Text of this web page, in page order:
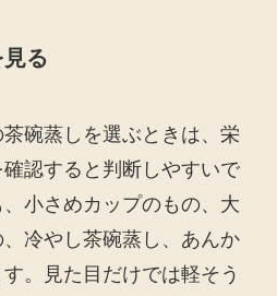
る
碗蒸しを選ぶときは、栄
認すると判断しやすいで
小さめカップのもの、大
冷やし茶碗蒸し、あんか
。見た目だけでは軽そう